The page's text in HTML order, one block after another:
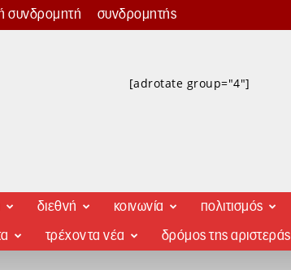
συνδρομητή συνδρομητής
[adrotate group="4"]
διεθνή κοινωνία πολιτισμός
τρέχοντα νέα δρόμος της αριστεράς